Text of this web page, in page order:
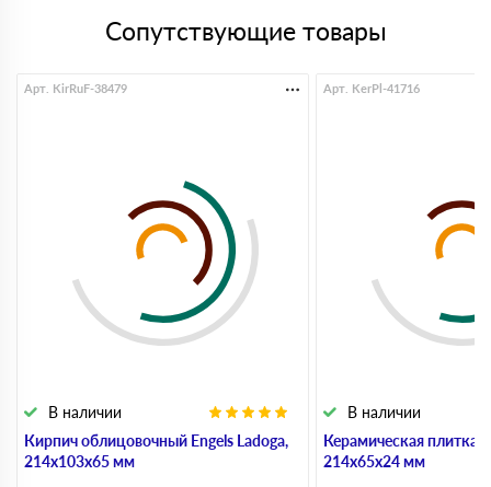
Сопутствующие товары
Кирпич облицовочный Engels Ladoga,
214х103х65 мм
В наличии
Арт. KirRuF-38479
Керамическая плитка
214х65х24 мм
В наличии
Арт. KerPl-41716